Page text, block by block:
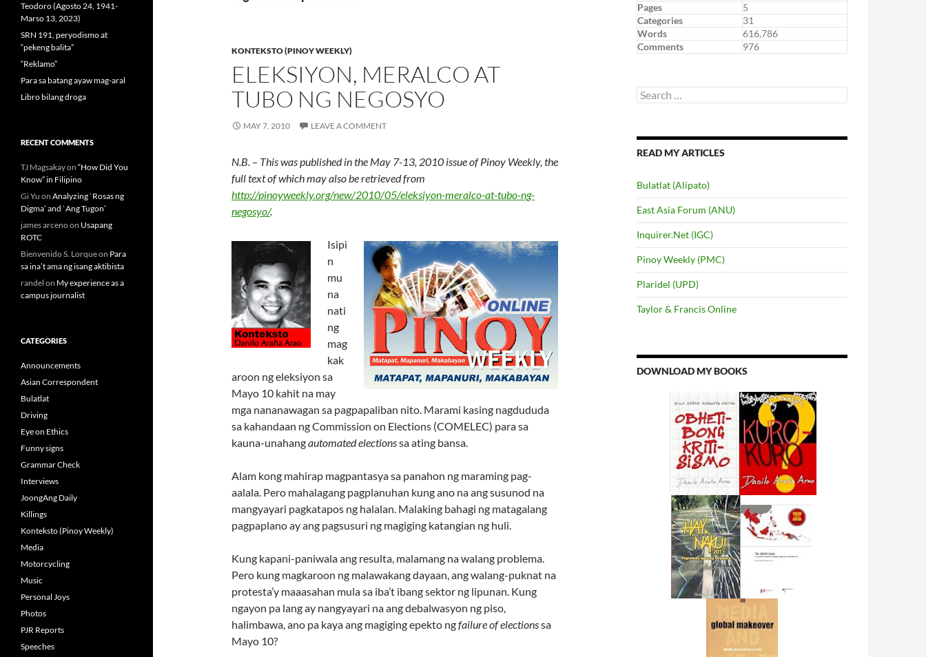
KONTEKSTO (PINOY WEEKLY)
ELEKSIYON, MERALCO AT
TUBO NG NEGOSYO
MAY 7, 2010 LEAVE A COMMENT
N.B. – This was published in the May 7-13, 2010 issue of Pinoy Weekly, the
full text of which may also be retrieved from
http://pinoyweekly.org/new/2010/05/eleksiyon-meralco-at-tubo-ng-
negosyo/.
Isipi
n
mu
na
nati
ng
mag
kak
aroon ng eleksiyon sa
Mayo 10 kahit na may
mga nananawagan sa pagpapaliban nito. Marami kasing nagdududa
sa kahandaan ng Commission on Elections (COMELEC) para sa
kauna-unahangautomated electionssa ating bansa.
Alam kong mahirap magpantasya sa panahon ng maraming pag-
aalala. Pero mahalagang pagplanuhan kung ano na ang susunod na
mangyayari pagkatapos ng halalan. Malaking bahagi ng matagalang
pagpaplano ay ang pagsusuri ng magiging katangian ng huli.
Kung kapani-paniwala ang resulta, malamang na walang problema.
Pero kung magkaroon ng malawakang dayaan, ang walang-puknat na
protesta’y maaasahan mula sa iba’t ibang sektor ng lipunan. Kung
ngayon pa lang ay nangyayari na ang debalwasyon ng piso,
halimbawa, ano pa kaya ang magiging epekto ngfailure of electionssa
Mayo 10?
Pages
5
Categories
31
Words
616,786
Comments
976
Search
for:
READ MY ARTICLES
Bulatlat (Alipato)
East Asia Forum (ANU)
Inquirer.Net (IGC)
Pinoy Weekly (PMC)
Plaridel (UPD)
Taylor & Francis Online
DOWNLOAD MY BOOKS
Teodoro (Agosto 24, 1941-
Marso 13, 2023)
SRN 191, peryodismo at
“pekeng balita”
“Reklamo”
Para sa batang ayaw mag-aral
Libro bilang droga
RECENT COMMENTS
TJ Magsakayon “How Did You
Know” in Filipino
Gi Yu on Analyzing `Rosas ng
Digma’ and `Ang Tugon’
james arcenoon Usapang
ROTC
Bienvenido S. Lorqueon Para
sa ina’t ama ng isang aktibista
randel on My experience as a
campus journalist
CATEGORIES
Announcements
Asian Correspondent
Bulatlat
Driving
Eye on Ethics
Funny signs
Grammar Check
Interviews
JoongAng Daily
Killings
Konteksto (Pinoy Weekly)
Media
Motorcycling
Music
Personal Joys
Photos
PJR Reports
Speeches